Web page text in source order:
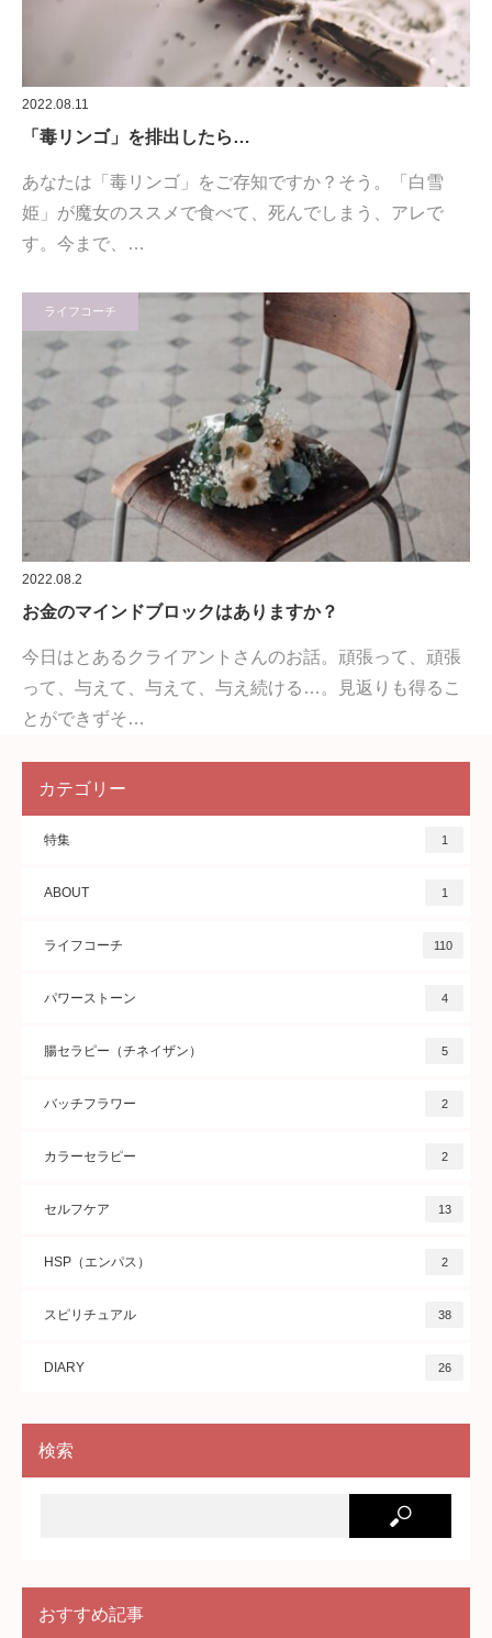
2022.08.11
「毒リンゴ」を排出したら…
あなたは「毒リンゴ」をご存知ですか？そう。「白雪
姫」が魔女のススメで食べて、死んでしまう、アレで
す。今まで、…
ライフコーチ
2022.08.2
お金のマインドブロックはありますか？
今日はとあるクライアントさんのお話。頑張って、頑張
って、与えて、与えて、与え続ける…。見返りも得るこ
とができずそ…
カテゴリー
特集 1
ABOUT 1
ライフコーチ 110
パワーストーン 4
腸セラピー（チネイザン） 5
バッチフラワー 2
カラーセラピー 2
セルフケア 13
HSP（エンパス） 2
スピリチュアル 38
DIARY 26
検索
おすすめ記事